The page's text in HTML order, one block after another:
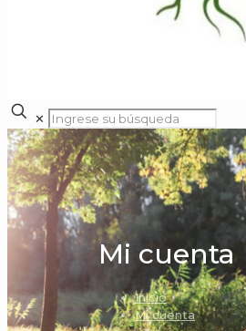
✕
Mi cuenta
Inicio
Mi cuenta